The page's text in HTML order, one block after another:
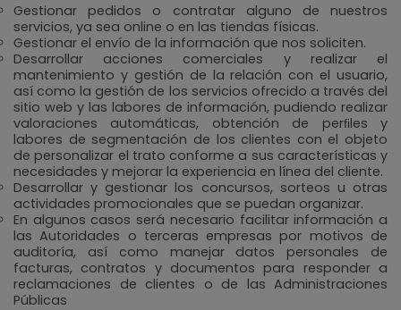
Gestionar pedidos o contratar alguno de nuestros
servicios, ya sea online o en las tiendas físicas.
Gestionar el envío de la información que nos soliciten.
Desarrollar acciones comerciales y realizar el
mantenimiento y gestión de la relación con el usuario,
así como la gestión de los servicios ofrecido a través del
sitio web y las labores de información, pudiendo realizar
valoraciones automáticas, obtención de perﬁles y
labores de segmentación de los clientes con el objeto
de personalizar el trato conforme a sus características y
necesidades y mejorar la experiencia en línea del cliente.
Desarrollar y gestionar los concursos, sorteos u otras
actividades promocionales que se puedan organizar.
En algunos casos será necesario facilitar información a
las Autoridades o terceras empresas por motivos de
auditoría, así como manejar datos personales de
facturas, contratos y documentos para responder a
reclamaciones de clientes o de las Administraciones
Públicas